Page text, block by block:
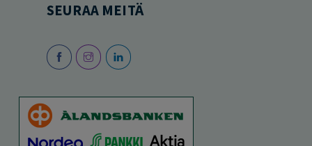
SEURAA MEITÄ